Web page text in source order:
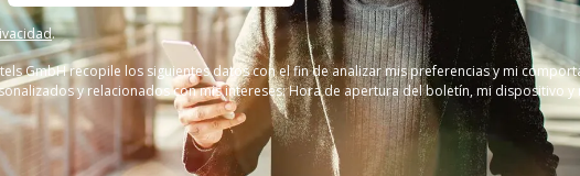
.
GmbH recopile los siguientes datos con el fin de analizar mis preferencias y mi
y relacionados con mis intereses: Hora de apertura del boletín, mi dispositivo y